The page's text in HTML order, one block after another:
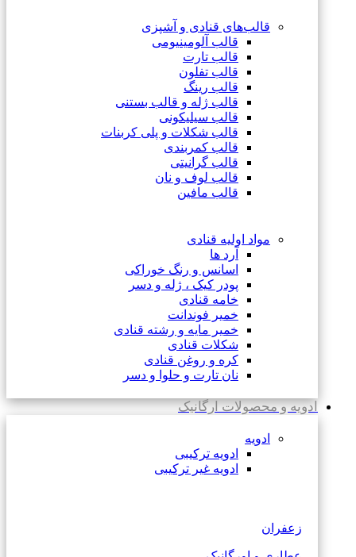
قالب‌های قنادی و آشپزی
قالب آلومینیومی
قالب تارت
قالب تفلون
قالب رینگ
قالب ژله و قالب بستنی
قالب سیلیکونی
قالب شکلات و پلی کربنات
قالب کمربندی
قالب گرانیتی
قالب لوف و نان
قالب مافین
مواد اولیه قنادی
آرد ها
اسانس و رنگ خوراکی
پودر کیک ، ژله و دسر
خامه قنادی
خمیر فوندانت
خمیر مایه و رشته قنادی
شکلات قنادی
کره و روغن قنادی
نان تارت و حلوا و دسر
ادویه و محصولات ارگانیک
ادویه
ادویه ترکیبی
ادویه غیر ترکیبی
زعفران